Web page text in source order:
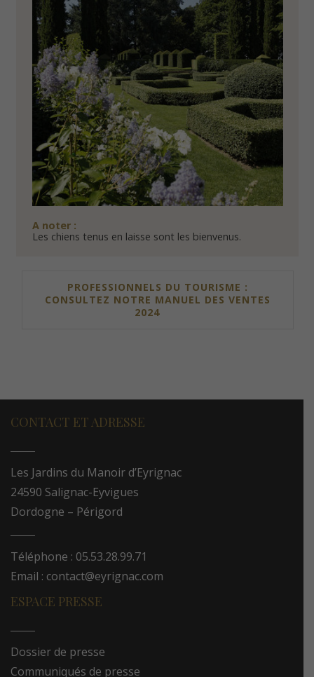
A noter :
Les chiens tenus en laisse sont les bienvenus.
PROFESSIONNELS DU TOURISME :
CONSULTEZ NOTRE MANUEL DES VENTES
2024
CONTACT ET ADRESSE
Les Jardins du Manoir d’Eyrignac
24590 Salignac-Eyvigues
Dordogne – Périgord
Téléphone : 05.53.28.99.71
Email : contact@eyrignac.com
ESPACE PRESSE
Dossier de presse
Communiqués de presse